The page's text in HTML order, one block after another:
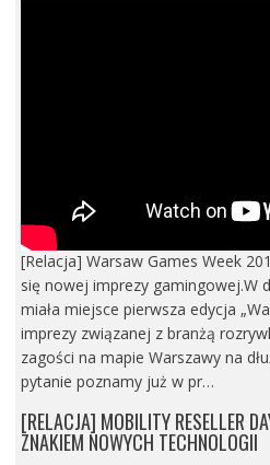
[Relacja] Warsaw Games Week
się nowej imprezy gamingowej.W
miała miejsce pierwsza edycja
imprezy związanej z branżą
zagości na mapie Warszawy na
pytanie poznamy już w pr…
[RELACJA] MOBILITY RESELLER
ZNAKIEM NOWYCH TECHNOLOGII